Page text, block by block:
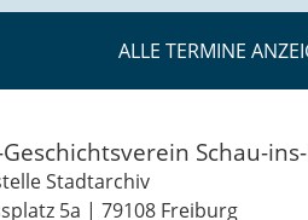
ALLE TERMINE
Schau-
Stadtarchiv
5a | 79108 Freiburg